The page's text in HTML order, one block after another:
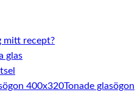
mitt recept?
glas
Tonade glasögon